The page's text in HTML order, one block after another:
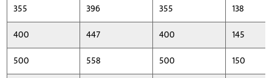
355
396 355
138
400
447 400
145
500
558 500
150